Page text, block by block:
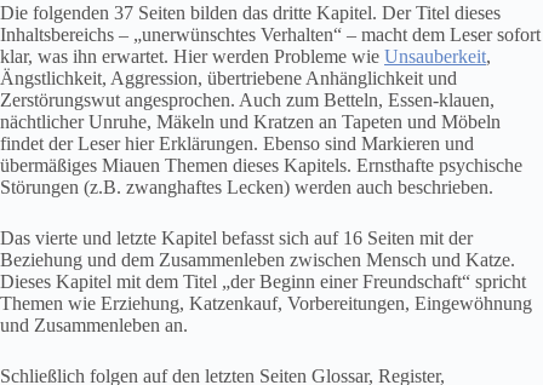
Die folgenden 37 Seiten bilden das dritte Kapitel. Der Titel dieses
Inhaltsbereichs – „unerwünschtes Verhalten“ – macht dem Leser sofort
klar, was ihn erwartet. Hier werden Probleme wie Unsauberkeit,
Ängstlichkeit, Aggression, übertriebene Anhänglichkeit und
Zerstörungswut angesprochen. Auch zum Betteln, Essen-klauen,
nächtlicher Unruhe, Mäkeln und Kratzen an Tapeten und Möbeln
findet der Leser hier Erklärungen. Ebenso sind Markieren und
übermäßiges Miauen Themen dieses Kapitels. Ernsthafte psychische
Störungen (z.B. zwanghaftes Lecken) werden auch beschrieben.
Das vierte und letzte Kapitel befasst sich auf 16 Seiten mit der
Beziehung und dem Zusammenleben zwischen Mensch und Katze.
Dieses Kapitel mit dem Titel „der Beginn einer Freundschaft“ spricht
Themen wie Erziehung, Katzenkauf, Vorbereitungen, Eingewöhnung
und Zusammenleben an.
Schließlich folgen auf den letzten Seiten Glossar, Register,